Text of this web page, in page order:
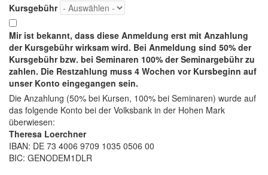
Kursgebühr
Mir ist bekannt, dass diese Anmeldung erst mit Anzahlung
der Kursgebühr wirksam wird. Bei Anmeldung sind 50% der
Kursgebühr bzw. bei Seminaren 100% der Seminargebühr zu
zahlen. Die Restzahlung muss 4 Wochen vor Kursbeginn auf
unser Konto eingegangen sein.
Die Anzahlung (50% bei Kursen, 100% bei Seminaren) wurde auf
das folgende Konto bei der Volksbank in der Hohen Mark
überwiesen:
Theresa Loerchner
IBAN: DE 73 4006 9709 1035 0506 00
BIC: GENODEM1DLR